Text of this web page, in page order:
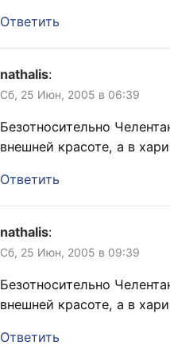
Ответить
nathalis:
Сб, 25 Июн, 2005 в 06:39
Безотносительно
внешней красоте, а в
Ответить
nathalis:
Сб, 25 Июн, 2005 в 09:39
Безотносительно
внешней красоте, а в
Ответить